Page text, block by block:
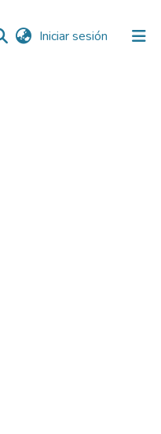
Iniciar sesión (current)